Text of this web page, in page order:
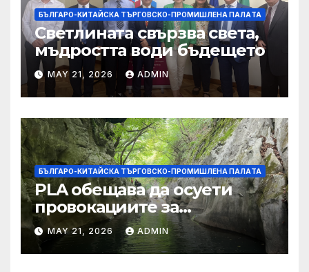
БЪЛГАРО-КИТАЙСКА ТЪРГОВСКО-ПРОМИШЛЕНА ПАЛAТА
Светлината свързва света,
мъдростта води бъдещето
MAY 21, 2026 ADMIN
БЪЛГАРО-КИТАЙСКА ТЪРГОВСКО-ПРОМИШЛЕНА ПАЛAТА
PLA обещава да осуети
провокациите за
„независимост на Тайван“.
MAY 21, 2026 ADMIN